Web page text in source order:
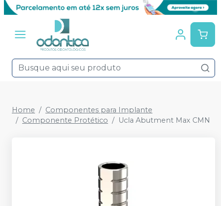
Home
Componentes para Implante
Componente Protético
Ucla Abutment Max CMN